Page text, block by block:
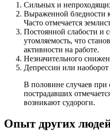
Сильных и
Выраженной бледности
Часто отмечается
Постоянной слабости и
утомляемость, что
активности на работе.
Незначительного
Депрессии или
В половине случаев при
пострадавших
возникают судороги.
Опыт других